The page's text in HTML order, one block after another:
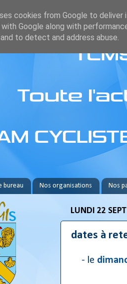
bureau Nos organisations Nos
LUNDI 22
dates à
- le
cookies from Google to deliver
with Google along with
to detect and address abuse.